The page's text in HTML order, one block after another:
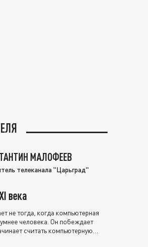
МАЛОФЕЕВ
телеканала "Царьград"
века
не тогда, когда компьютерная
человека. Он побеждает
считать компьютерную